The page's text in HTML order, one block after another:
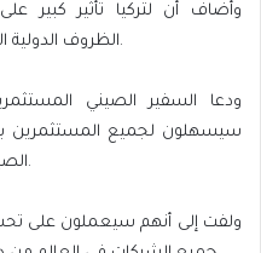
وأضاف أن لتركيا تأثير كبير
الظروف الدولية الحالية تؤكد على ضرورة التعاون معها.
ودعا السفير الصيني
سيسهلون لجميع المستثمرين
الصينية، مع توفير حرية التجارة والاستثمار.
ولفت إلى أنهم سيعملون على